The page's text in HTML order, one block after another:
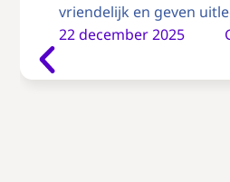
vriendelijk en geven
22 december 2025